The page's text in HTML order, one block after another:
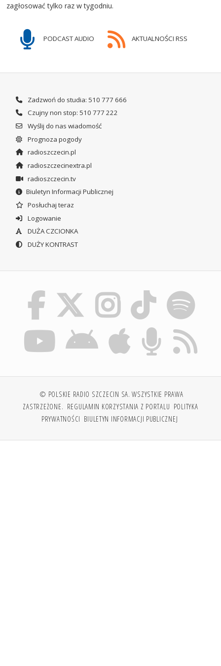
zagłosować tylko raz w tygodniu.
PODCAST AUDIO AKTUALNOŚCI RSS
Zadzwoń do studia: 510 777 666
Czujny non stop: 510 777 222
Wyślij do nas wiadomość
Prognoza pogody
radioszczecin.pl
radioszczecinextra.pl
radioszczecin.tv
Biuletyn Informacji Publicznej
Posłuchaj teraz
Logowanie
DUŻA CZCIONKA
DUŻY KONTRAST
© POLSKIE RADIO SZCZECIN SA. WSZYSTKIE PRAWA
ZASTRZEŻONE. REGULAMIN KORZYSTANIA Z PORTALU POLITYKA
PRYWATNOŚCI BIULETYN INFORMACJI PUBLICZNEJ